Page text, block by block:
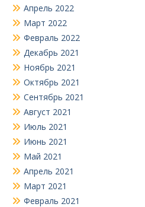
Апрель 2022
Март 2022
Февраль 2022
Декабрь 2021
Ноябрь 2021
Октябрь 2021
Сентябрь 2021
Август 2021
Июль 2021
Июнь 2021
Май 2021
Апрель 2021
Март 2021
Февраль 2021